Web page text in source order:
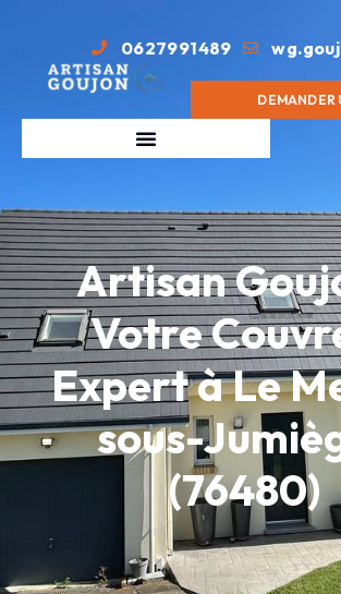
0627991489
DEMANDER
Artisan
Votre
Expert à Le
sous-
(76480)